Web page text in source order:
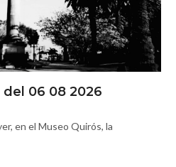
del 06 08 2026
en el Museo Quirós, la